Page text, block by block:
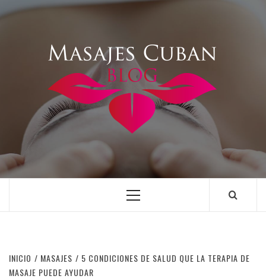
Saltar
Menú
INICIO MASAJES
5 CONDICIONES DE SALUD QUE LA TERAPIA DE
MASAJE PUEDE AYUDAR